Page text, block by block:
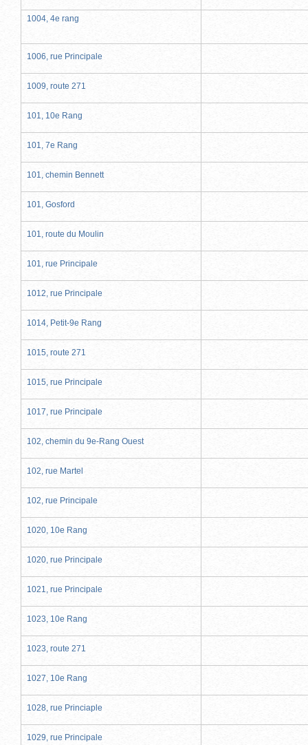
1004, 4e rang
1006, rue Principale
1009, route 271
101, 10e Rang
101, 7e Rang
101, chemin Bennett
101, Gosford
101, route du Moulin
101, rue Principale
1012, rue Principale
1014, Petit-9e Rang
1015, route 271
1015, rue Principale
1017, rue Principale
102, chemin du 9e-Rang Ouest
102, rue Martel
102, rue Principale
1020, 10e Rang
1020, rue Principale
1021, rue Principale
1023, 10e Rang
1023, route 271
1027, 10e Rang
1028, rue Princiaple
1029, rue Principale